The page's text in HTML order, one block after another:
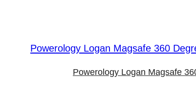
Powerology Logan Magsafe